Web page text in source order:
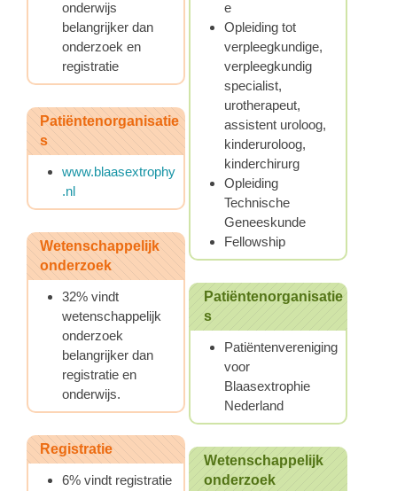
onderwijs
belangrijker dan
onderzoek en
registratie
Patiëntenorganisatie
s
www.blaasextrophy
.nl
Wetenschappelijk
onderzoek
32% vindt
wetenschappelijk
onderzoek
belangrijker dan
registratie en
onderwijs.
Registratie
6% vindt registratie
e
Opleiding tot
verpleegkundige,
verpleegkundig
specialist,
urotherapeut,
assistent uroloog,
kinderuroloog,
kinderchirurg
Opleiding
Technische
Geneeskunde
Fellowship
Patiëntenorganisatie
s
Patiëntenvereniging
voor
Blaasextrophie
Nederland
Wetenschappelijk
onderzoek